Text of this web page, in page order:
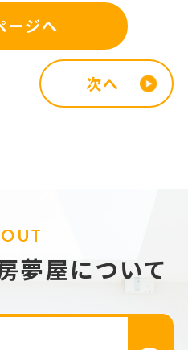
ージへ
次へ
夢屋について